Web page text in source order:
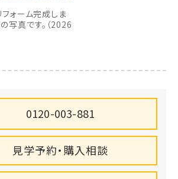
ォーム完成しま
写真です。（2026
0120-003-881
見学予約・購入相談